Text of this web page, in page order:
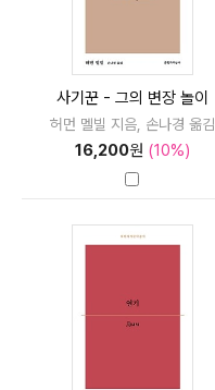
사기꾼 - 그의 변장 놀이
허먼 멜빌 지음, 손나경 옮김
16,200원 (10%)